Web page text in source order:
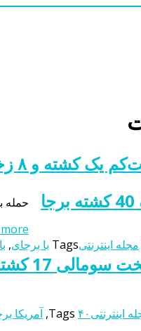
۸ زخمی برجای گذاشت
حمله با خودرو
مجله اینترنتیTags با برجای,
حمله ائتلاف آمریکا در سوریه 40 کشته برجا
اینترنتی Tags ۴۰ , آمریکا